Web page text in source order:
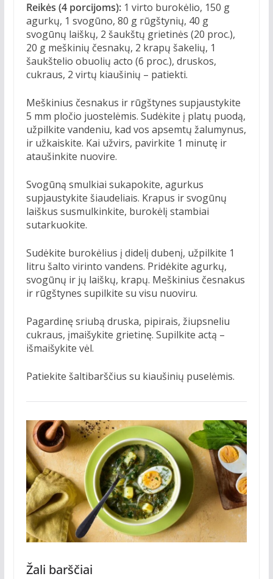
Reikės (4 porcijoms):1 virto burokėlio, 150 g
agurkų, 1 svogūno, 80 g rūgštynių, 40 g
svogūnų laiškų, 2 šaukštų grietinės (20 proc.),
20 g meškinių česnakų, 2 krapų šakelių, 1
šaukštelio obuolių acto (6 proc.), druskos,
cukraus, 2 virtų kiaušinių – patiekti.
Meškinius česnakus ir rūgštynes supjaustykite
5 mm pločio juostelėmis. Sudėkite į platų puodą,
užpilkite vandeniu, kad vos apsemtų žalumynus,
ir užkaiskite. Kai užvirs, pavirkite 1 minutę ir
ataušinkite nuovire.
Svogūną smulkiai sukapokite, agurkus
supjaustykite šiaudeliais. Krapus ir svogūnų
laiškus susmulkinkite, burokėlį stambiai
sutarkuokite.
Sudėkite burokėlius į didelį dubenį, užpilkite 1
litru šalto virinto vandens. Pridėkite agurkų,
svogūnų ir jų laiškų, krapų. Meškinius česnakus
ir rūgštynes supilkite su visu nuoviru.
Pagardinę sriubą druska, pipirais, žiupsneliu
cukraus, įmaišykite grietinę. Supilkite actą –
išmaišykite vėl.
Patiekite šaltibarščius su kiaušinių puselėmis.
Žali barščiai